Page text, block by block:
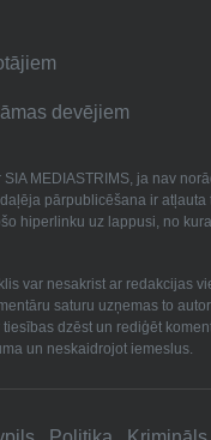
devējiem
MEDIASTRIMS, ja nav
pārpublicēšana ir atļauta
hiperlinku uz lappusi, no
var nesakrist ar redakcijas
saturu uzņemas to
dzēst un rediģēt
un neskaidrojot iemeslus.